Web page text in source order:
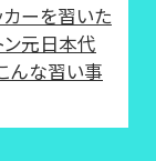
カーを習いた
ン元日本代
んな習い事